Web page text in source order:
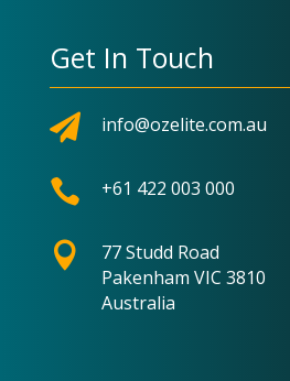
Get In Touch
 info@ozelite.com.au
 +61 422 003 000

77 Studd Road
Pakenham VIC 3810
Australia